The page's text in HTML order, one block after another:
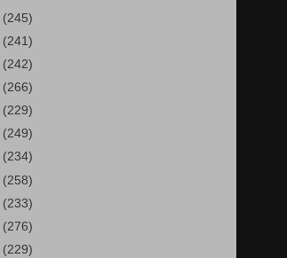
(245)
(241)
(242)
(266)
(229)
(249)
(234)
(258)
(233)
(276)
(229)